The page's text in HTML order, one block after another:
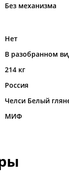
Без механизма
Нет
В разобранном
214 кг
Россия
Челси Белый
МИФ